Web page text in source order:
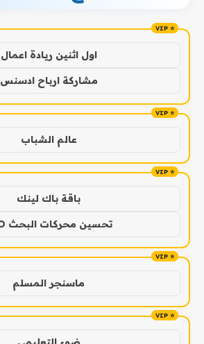
اول اثنين ريادة اعمال
مشاركة ارباح ادسنس
عالم الشباب
باقة باك لينك
تحسين محركات البحث SEO
ماسنجر المسلم